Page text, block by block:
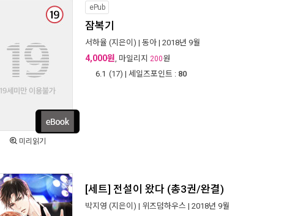
미리읽기
ePub
잠복기
서하율 (지은이) | 동아 | 2018년 9월
4,000원, 마일리지 200원
6.1 (17) | 세일즈포인트 : 80
[세트] 전설이 왔다 (총3권/완결)
박지영 (지은이) | 위즈덤하우스 | 2018년 9월